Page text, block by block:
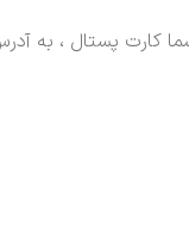
کارت پستال ، به